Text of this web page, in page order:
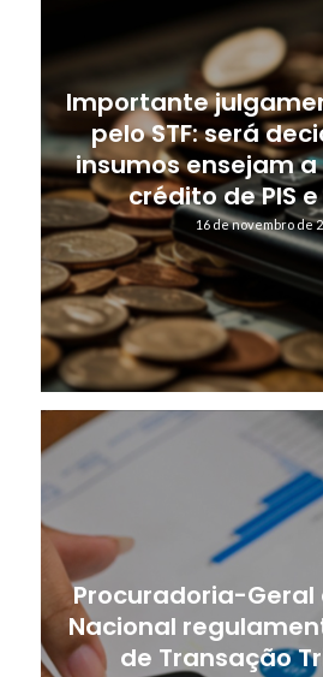
Importante
pelo STF: será
insumos ensejam
crédito de PIS e
16 de novembro de
Procuradoria-Geral
Nacional
de Transação